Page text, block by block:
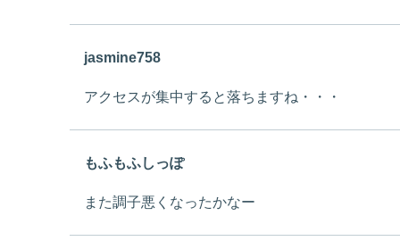
jasmine758
アクセスが集中すると落ちますね・・・
もふもふしっぽ
また調子悪くなったかなー